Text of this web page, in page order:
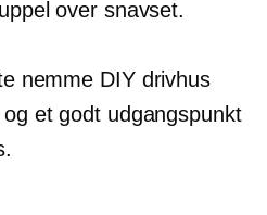
over snavset.
nemme DIY drivhus
og et godt udgangspunkt